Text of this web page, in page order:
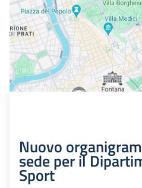
Nuovo
sede per il
Sport